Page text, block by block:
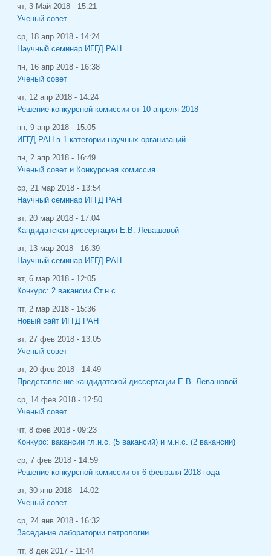
чт, 3 Май 2018 - 15:21
Ученый совет
ср, 18 апр 2018 - 14:24
Научный семинар ИГГД РАН
пн, 16 апр 2018 - 16:38
Ученый совет
чт, 12 апр 2018 - 14:24
Решение конкурсной комиссии от 10 апреля 2018
пн, 9 апр 2018 - 15:05
ИГГД РАН в 1 категории научных организаций
пн, 2 апр 2018 - 16:49
Ученый совет и Конкурсная комиссия
ср, 21 мар 2018 - 13:54
Научный семинар ИГГД РАН
вт, 20 мар 2018 - 17:04
Кандидатская диссертация Е.В. Левашовой
вт, 13 мар 2018 - 16:39
Научный семинар ИГГД РАН
вт, 6 мар 2018 - 12:05
Конкурс: 2 вакансии Ст.н.с.
пт, 2 мар 2018 - 15:36
Новый сайт ИГГД РАН
вт, 27 фев 2018 - 13:05
Ученый совет
вт, 20 фев 2018 - 14:49
Представление кандидатской диссертации Е.В. Левашовой
ср, 14 фев 2018 - 12:50
Ученый совет
чт, 8 фев 2018 - 09:23
Конкурс: вакансии гл.н.с. (5 вакансий) и м.н.с. (2 вакансии)
ср, 7 фев 2018 - 14:59
Решение конкурсной комиссии от 6 февраля 2018 года
вт, 30 янв 2018 - 14:02
Ученый совет
ср, 24 янв 2018 - 16:32
Заседание лаборатории петрологии
пт, 8 дек 2017 - 11:44